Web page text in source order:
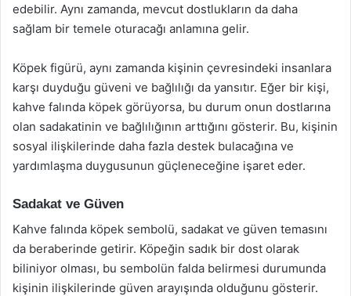
edebilir. Aynı zamanda, mevcut dostlukların da daha
sağlam bir temele oturacağı anlamına gelir.
Köpek figürü, aynı zamanda kişinin çevresindeki insanlara
karşı duyduğu güveni ve bağlılığı da yansıtır. Eğer bir kişi,
kahve falında köpek görüyorsa, bu durum onun dostlarına
olan sadakatinin ve bağlılığının arttığını gösterir. Bu, kişinin
sosyal ilişkilerinde daha fazla destek bulacağına ve
yardımlaşma duygusunun güçleneceğine işaret eder.
Sadakat ve Güven
Kahve falında köpek sembolü, sadakat ve güven temasını
da beraberinde getirir. Köpeğin sadık bir dost olarak
biliniyor olması, bu sembolün falda belirmesi durumunda
kişinin ilişkilerinde güven arayışında olduğunu gösterir.